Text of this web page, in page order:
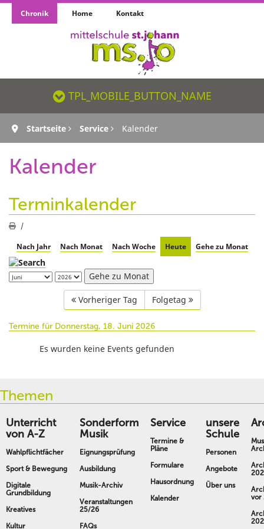
Chronik Home Kontakt
TPL_MOBILE_BUTTON_NAME_SR
TPL_MOBILE_BUTTON_NAME
Startseite Service Kalender
Kalender
Terminkalender
Nach Jahr Nach Monat Nach Woche Heute Gehe zu Monat
Gehe zu Monat
Vorheriger Tag Folgetag
Termine für Donnerstag, 18. Juni 2026
Es wurden keine Events gefunden
Themen
Unterricht
von A-Z
Wahlpflichtfächer
Sport & Bewegung
Digitale
Grundbildung
Kreatives
Kultur
Sonderform
Musik
Eignungsprüfung
Ausbildung
Musik-Archiv
Veranstaltungen
25/26
FAQs
Service
Termine &
Pläne
Formulare
Hausordnung
Kalender
unsere
Schule
Personen
Angebote
Über uns
vor